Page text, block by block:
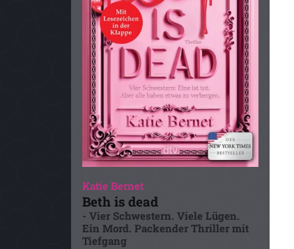
Katie Bernet
Beth is dead
- Vier Schwestern. Viele Lügen.
Ein Mord. Packender Thriller mit
Tiefgang